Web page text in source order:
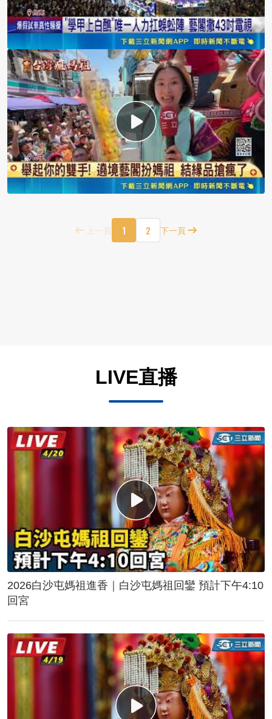
上一頁 1 2 下一頁
LIVE直播
2026白沙屯媽祖進香｜白沙屯媽祖回鑾 預計下午4:10
回宮